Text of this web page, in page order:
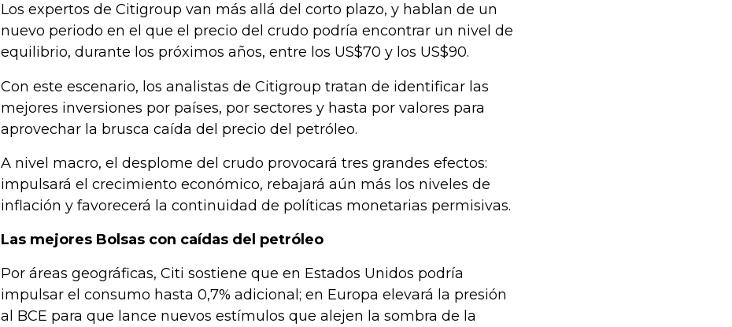
Los expertos de Citigroup van más allá del corto plazo, y hablan de un
nuevo periodo en el que el precio del crudo podría encontrar un nivel de
equilibrio, durante los próximos años, entre los US$70 y los US$90.
Con este escenario, los analistas de Citigroup tratan de identificar las
mejores inversiones por países, por sectores y hasta por valores para
aprovechar la brusca caída del precio del petróleo.
A nivel macro, el desplome del crudo provocará tres grandes efectos:
impulsará el crecimiento económico, rebajará aún más los niveles de
inflación y favorecerá la continuidad de políticas monetarias permisivas.
Las mejores Bolsas con caídas del petróleo
Por áreas geográficas, Citi sostiene que en Estados Unidos podría
impulsar el consumo hasta 0,7% adicional; en Europa elevará la presión
al BCE para que lance nuevos estímulos que alejen la sombra de la